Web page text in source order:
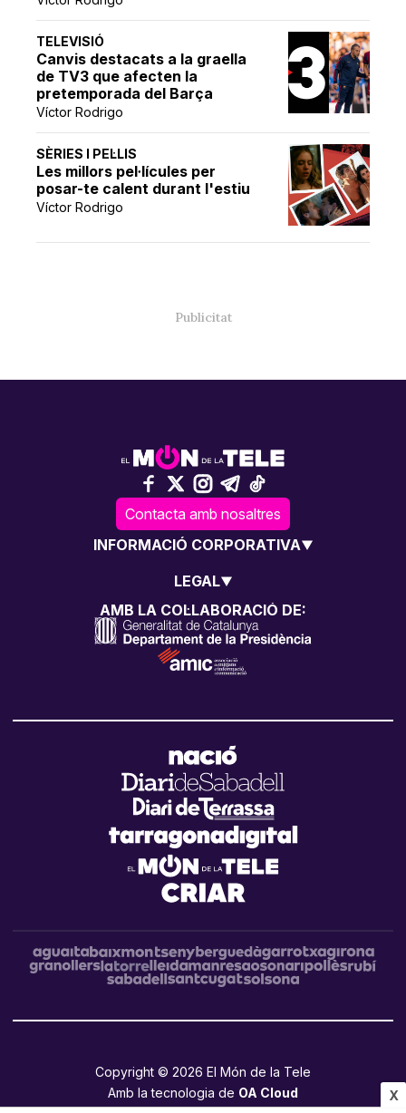
X
TELEVISIÓ
Canvis destacats a la graella
de TV3 que afecten la
pretemporada del Barça
Víctor Rodrigo
SÈRIES I PEL·LIS
Les millors pel·lícules per
posar-te calent durant l'estiu
Víctor Rodrigo
Contacta amb nosaltres
INFORMACIÓ CORPORATIVA
LEGAL
AMB LA COL·LABORACIÓ DE:
Copyright © 2026 El Món de la Tele
Amb la tecnologia de OA Cloud